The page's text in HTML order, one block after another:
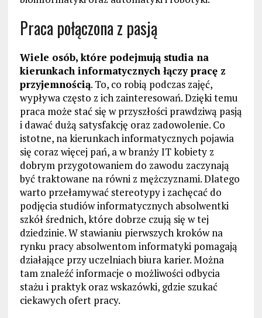
Praca połączona z pasją
Wiele osób, które podejmują studia na
kierunkach informatycznych łączy pracę z
przyjemnością. To, co robią podczas zajęć,
wypływa często z ich zainteresowań. Dzięki temu
praca może stać się w przyszłości prawdziwą pasją
i dawać dużą satysfakcję oraz zadowolenie. Co
istotne, na kierunkach informatycznych pojawia
się coraz więcej pań, a w branży IT kobiety z
dobrym przygotowaniem do zawodu zaczynają
być traktowane na równi z mężczyznami. Dlatego
warto przełamywać stereotypy i zachęcać do
podjęcia studiów informatycznych absolwentki
szkół średnich, które dobrze czują się w tej
dziedzinie. W stawianiu pierwszych kroków na
rynku pracy absolwentom informatyki pomagają
działające przy uczelniach biura karier. Można
tam znaleźć informacje o możliwości odbycia
stażu i praktyk oraz wskazówki, gdzie szukać
ciekawych ofert pracy.